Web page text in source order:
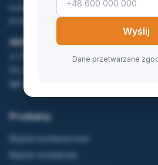
kompleksową obsługę inwestycji w
projektu, przez budowę, aż po
ABOX System Polska Sp. z o.o.
ul. Poprzeczna 17
Produkty
Myjnie kontenerowe
Myjnie modułowe
Wyślij
Dane przetwarzane